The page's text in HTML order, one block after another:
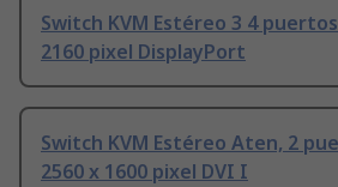
Switch KVM Estéreo 3 4 puertos
2160 pixel DisplayPort
Switch KVM Estéreo Aten, 2
2560 x 1600 pixel DVI I